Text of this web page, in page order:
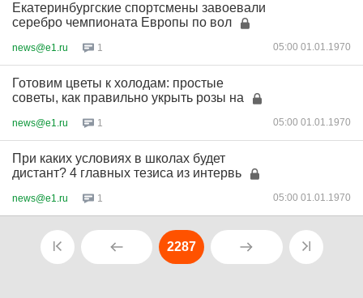
Екатеринбургские спортсмены завоевали
серебро чемпионата Европы по вол
news@e1.ru 1 05:00 01.01.1970
Готовим цветы к холодам: простые
советы, как правильно укрыть розы на
news@e1.ru 1 05:00 01.01.1970
При каких условиях в школах будет
дистант? 4 главных тезиса из интервь
news@e1.ru 1 05:00 01.01.1970
2287